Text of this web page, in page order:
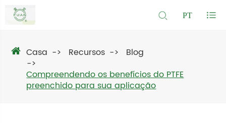
PT
Casa Recursos
Blog
Compreendendo os benefícios do PTFE
preenchido para sua aplicação